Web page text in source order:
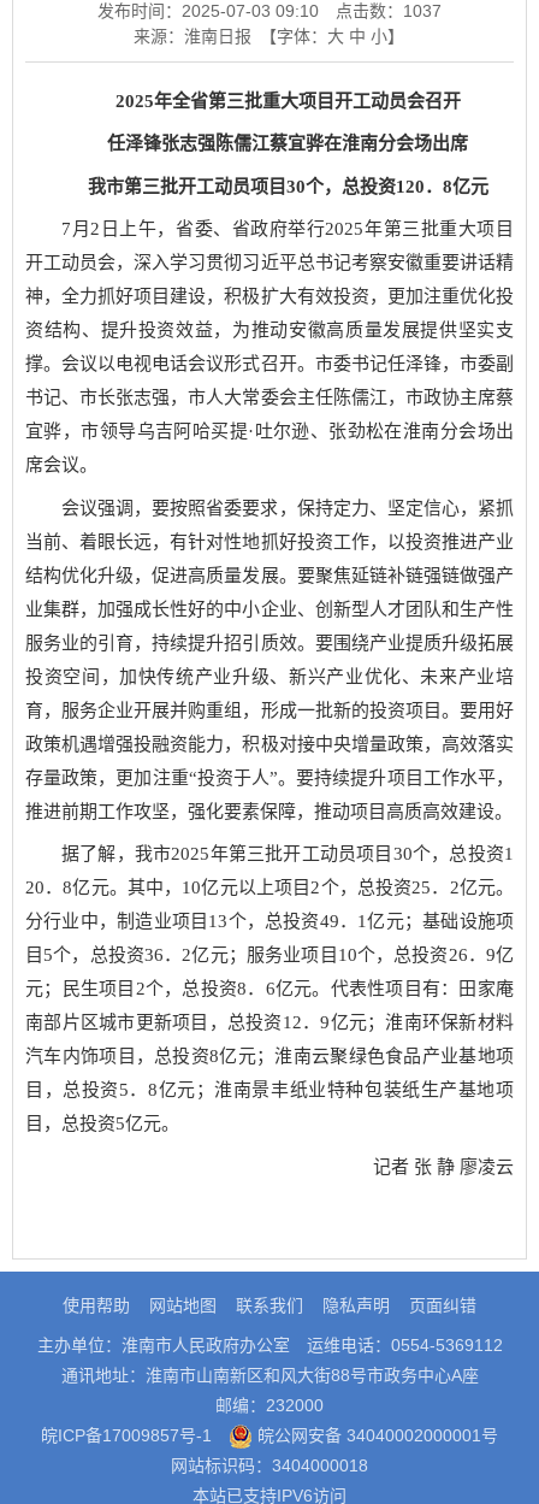
发布时间：2025-07-03 09:10 点击数： 1037
来源：淮南日报
【字体： 大 中 小】
2025年全省第三批重大项目开工动员会召开
任泽锋张志强陈儒江蔡宜骅在淮南分会场出席
我市第三批开工动员项目30个，总投资120．8亿元
7月2日上午，省委、省政府举行2025年第三批重大项目
开工动员会，深入学习贯彻习近平总书记考察安徽重要讲话精
神，全力抓好项目建设，积极扩大有效投资，更加注重优化投
资结构、提升投资效益，为推动安徽高质量发展提供坚实支
撑。会议以电视电话会议形式召开。市委书记任泽锋，市委副
书记、市长张志强，市人大常委会主任陈儒江，市政协主席蔡
宜骅，市领导乌吉阿哈买提·吐尔逊、张劲松在淮南分会场出
席会议。
会议强调，要按照省委要求，保持定力、坚定信心，紧抓
当前、着眼长远，有针对性地抓好投资工作，以投资推进产业
结构优化升级，促进高质量发展。要聚焦延链补链强链做强产
业集群，加强成长性好的中小企业、创新型人才团队和生产性
服务业的引育，持续提升招引质效。要围绕产业提质升级拓展
投资空间，加快传统产业升级、新兴产业优化、未来产业培
育，服务企业开展并购重组，形成一批新的投资项目。要用好
政策机遇增强投融资能力，积极对接中央增量政策，高效落实
存量政策，更加注重“投资于人”。要持续提升项目工作水平，
推进前期工作攻坚，强化要素保障，推动项目高质高效建设。
据了解，我市2025年第三批开工动员项目30个，总投资1
20．8亿元。其中，10亿元以上项目2个，总投资25．2亿元。
分行业中，制造业项目13个，总投资49．1亿元；基础设施项
目5个，总投资36．2亿元；服务业项目10个，总投资26．9亿
元；民生项目2个，总投资8．6亿元。代表性项目有：田家庵
南部片区城市更新项目，总投资12．9亿元；淮南环保新材料
汽车内饰项目，总投资8亿元；淮南云聚绿色食品产业基地项
目，总投资5．8亿元；淮南景丰纸业特种包装纸生产基地项
目，总投资5亿元。
记者 张 静 廖凌云
使用帮助 网站地图 联系我们 隐私声明 页面纠错
主办单位：淮南市人民政府办公室
运维电话：0554-5369112
通讯地址：淮南市山南新区和风大街88号市政务中心A座
邮编：232000
皖ICP备17009857号-1
皖公网安备 34040002000001号
网站标识码：3404000018
本站已支持IPV6访问